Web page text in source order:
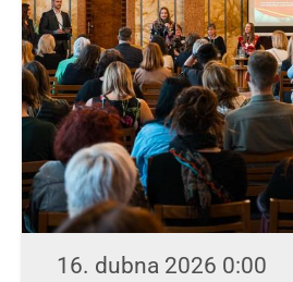
16. dubna 2026 0:00